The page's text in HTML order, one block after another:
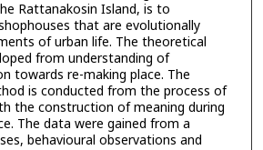
Rattanakosin Island, is to
that are evolutionally
of urban life. The theoretical
from understanding of
towards re-making place. The
is conducted from the process of
the construction of meaning during
The data were gained from a
behavioural observations and